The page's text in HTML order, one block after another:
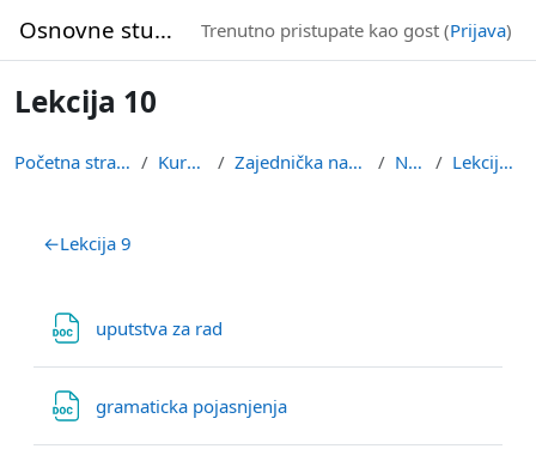
Osnovne studije Trenutno pristupate kao gost (Prijava)
Lekcija 10
Početna stranica Kursevi Zajednička nastava NJ2Z Lekcija 10
Pregled sekcija
←Lekcija 9
uputstva za rad
gramaticka pojasnjenja